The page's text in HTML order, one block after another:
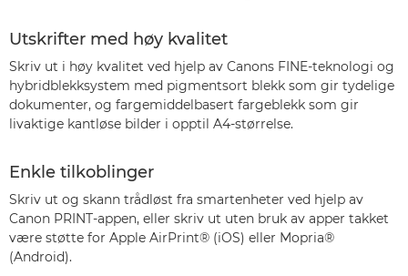
Utskrifter med høy kvalitet
Skriv ut i høy kvalitet ved hjelp av Canons FINE-teknologi og
hybridblekksystem med pigmentsort blekk som gir tydelige
dokumenter, og fargemiddelbasert fargeblekk som gir
livaktige kantløse bilder i opptil A4-størrelse.
Enkle tilkoblinger
Skriv ut og skann trådløst fra smartenheter ved hjelp av
Canon PRINT-appen, eller skriv ut uten bruk av apper takket
være støtte for Apple AirPrint® (iOS) eller Mopria®
(Android).